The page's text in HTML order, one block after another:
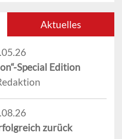
Aktuelles
Special Edition
zurück